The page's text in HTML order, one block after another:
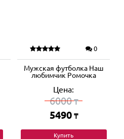
0
Мужская футболка Наш
любимчик Ромочка
Цена:
6000₸
5490 ₸
Купить